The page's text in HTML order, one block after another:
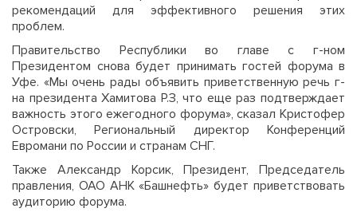
рекомендаций для эффективного решения этих
проблем.
Правительство Республики во главе с г-ном
Президентом снова будет принимать гостей форума в
Уфе. «Мы очень рады объявить приветственную речь г-
на президента Хамитова Р.З, что еще раз подтверждает
важность этого ежегодного форума», сказал Кристофер
Островски, Региональный директор Конференций
Евромани по России и странам СНГ.
Также Александр Корсик, Президент, Председатель
правления, ОАО АНК «Башнефть» будет приветствовать
аудиторию форума.